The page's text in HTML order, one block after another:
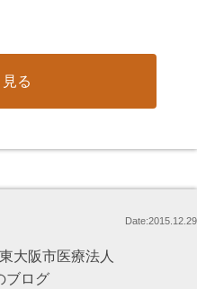
る
Date:2015.12.29
大阪市医療法人
ブログ